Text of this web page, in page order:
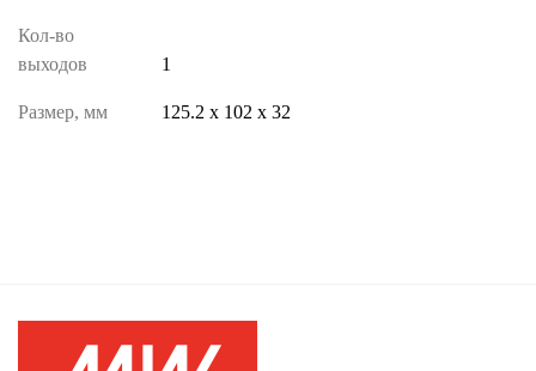
Кол-во
выходов
1
Размер, мм 125.2 х 102 х 32